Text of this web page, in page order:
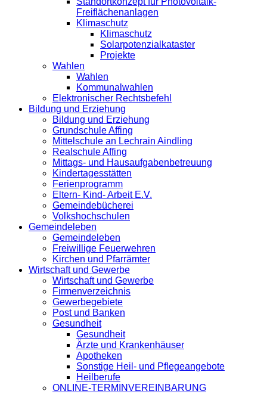
Freiflächenanlagen
Klimaschutz
Klimaschutz
Solarpotenzialkataster
Projekte
Wahlen
Wahlen
Kommunalwahlen
Elektronischer Rechtsbefehl
Bildung und Erziehung
Bildung und Erziehung
Grundschule Affing
Mittelschule an Lechrain Aindling
Realschule Affing
Mittags- und Hausaufgabenbetreuung
Kindertagesstätten
Ferienprogramm
Eltern- Kind- Arbeit E.V.
Gemeindebücherei
Volkshochschulen
Gemeindeleben
Gemeindeleben
Freiwillige Feuerwehren
Kirchen und Pfarrämter
Wirtschaft und Gewerbe
Wirtschaft und Gewerbe
Firmenverzeichnis
Gewerbegebiete
Post und Banken
Gesundheit
Gesundheit
Ärzte und Krankenhäuser
Apotheken
Sonstige Heil- und Pflegeangebote
Heilberufe
ONLINE-TERMINVEREINBARUNG